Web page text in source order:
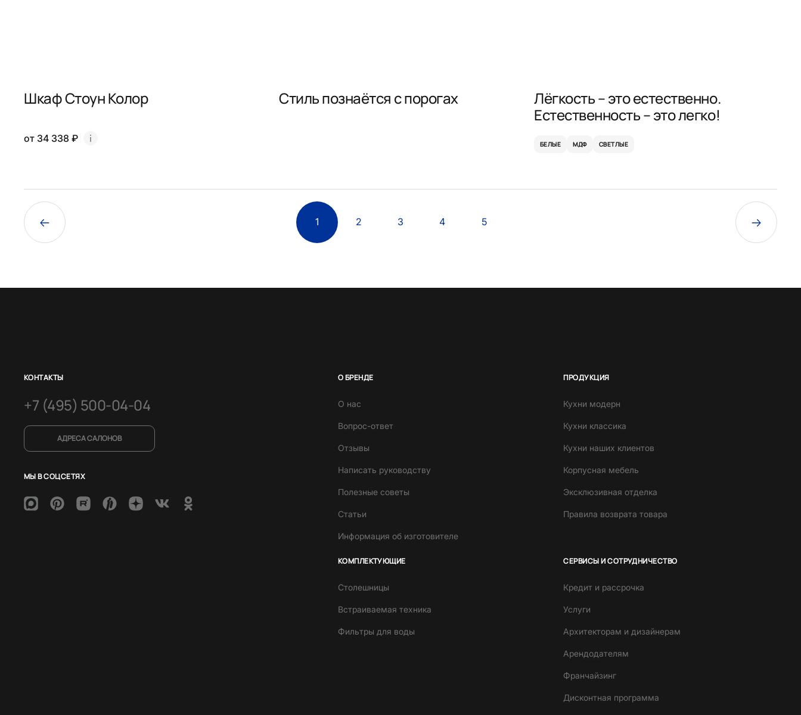
Шкаф Стоун Колор
от 34 338 ₽
Стиль познаётся с порогах
Лёгкость – это естественно.
Естественность – это легко!
БЕЛЫЕ МДФ СВЕТЛЫЕ
1 2 3 4 5
КОНТАКТЫ
+7 (495) 500-04-04
АДРЕСА САЛОНОВ
МЫ В СОЦСЕТЯХ
О БРЕНДЕ
О нас
Вопрос-ответ
Отзывы
Написать руководству
Полезные советы
Статьи
Информация об изготовителе
ПРОДУКЦИЯ
Кухни модерн
Кухни классика
Кухни наших клиентов
Корпусная мебель
Эксклюзивная отделка
Правила возврата товара
КОМПЛЕКТУЮЩИЕ
Столешницы
Встраиваемая техника
Фильтры для воды
СЕРВИСЫ И СОТРУДНИЧЕСТВО
Кредит и рассрочка
Услуги
Архитекторам и дизайнерам
Арендодателям
Франчайзинг
Дисконтная программа